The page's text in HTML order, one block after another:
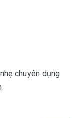
chuyên dụng